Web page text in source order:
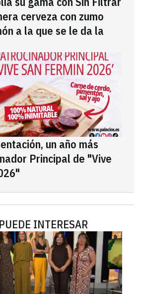
cerveza con zumo
a la que se le da la
un año más
Principal de "Vive
INTERESAR